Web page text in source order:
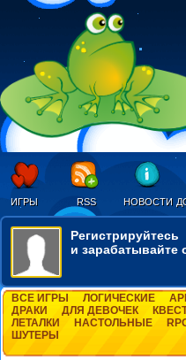
ИГРЫ RSS НОВОСТИ
Регистрируйтесь
и зарабатывайте
ВСЕ ИГРЫ ЛОГИЧЕСКИЕ
ДРАКИ
ДЛЯ ДЕВОЧЕК
ЛЕТАЛКИ
НАСТОЛЬНЫЕ
ШУТЕРЫ